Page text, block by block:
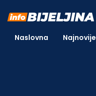
Naslovna Najnovije